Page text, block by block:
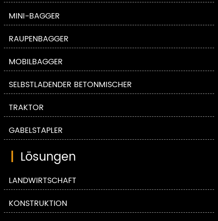
MINI-BAGGER
RAUPENBAGGER
MOBILBAGGER
SELBSTLADENDER BETONMISCHER
TRAKTOR
GABELSTAPLER
| Lösungen
LANDWIRTSCHAFT
KONSTRUKTION